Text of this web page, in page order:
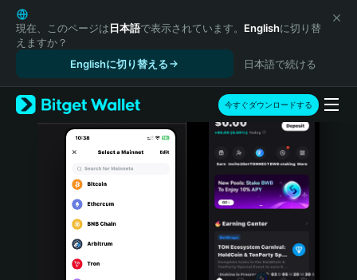
English
日本語
Tiếng Việt
Español (Latinoamérica)
Türkçe
Italiano
Português (Portugal)
Bahasa Indonesia
現在、このページは日本語で表示されています。 Englishに切り替
えますか？
Englishに切り替える
日本語で続ける
今すぐダウンロードする